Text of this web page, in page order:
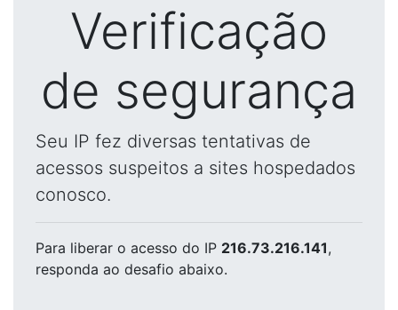
Verificação
de segurança
Seu IP fez diversas tentativas de
acessos suspeitos a sites hospedados
conosco.
Para liberar o acesso do IP 216.73.216.141,
responda ao desafio abaixo.